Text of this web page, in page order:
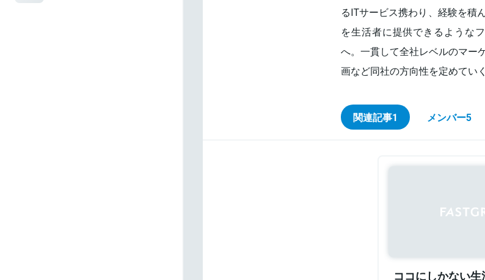
るITサービス携わり、経験を積
を生活者に提供できるような
へ。一貫して全社レベルのマー
画など同社の方向性を定めてい
関連記事1 メンバー5
ココにしかない